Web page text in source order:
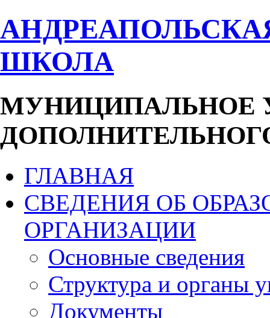
ШКОЛА
МУНИЦИПАЛЬНОЕ
ГЛАВНАЯ
СВЕДЕНИЯ ОБ
ОРГАНИЗАЦИИ
Основные сведения
Структура и органы
Документы